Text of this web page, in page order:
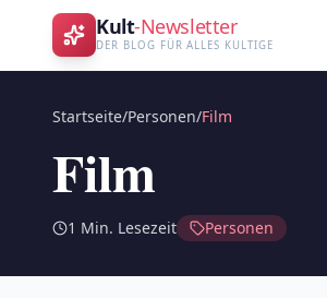
Kult-Newsletter
DER BLOG FÜR ALLES KULTIGE
Startseite/Personen/Film
Film
1 Min. Lesezeit Personen